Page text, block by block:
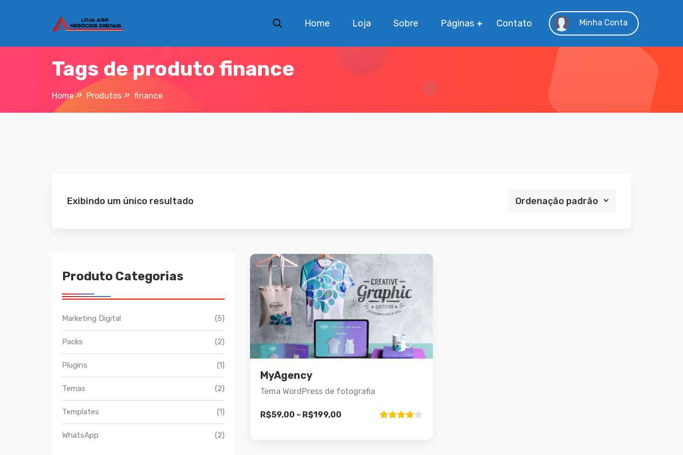
Home Loja Sobre Páginas Contato Minha Conta
Tags de produto finance
Home Produtos finance
Exibindo um único resultado Ordenação padrão
Produto Categorias
Marketing Digital (5)
Packs (2)
Plugins (1)
Temas (2)
Templates (1)
WhatsApp (2)
MyAgency
Tema WordPress de fotografia
R$59,00 – R$199,00
Demo
Detalhes
várias